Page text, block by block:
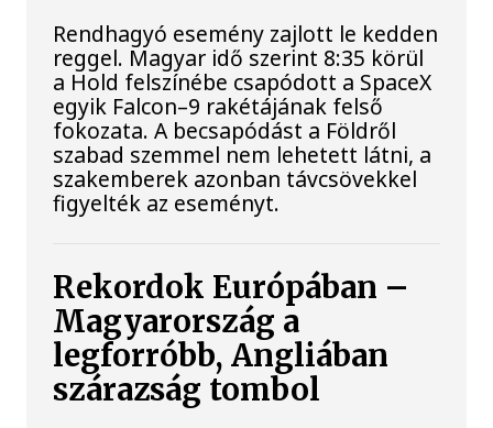
Rendhagyó esemény zajlott le kedden
reggel. Magyar idő szerint 8:35 körül
a Hold felszínébe csapódott a SpaceX
egyik Falcon–9 rakétájának felső
fokozata. A becsapódást a Földről
szabad szemmel nem lehetett látni, a
szakemberek azonban távcsövekkel
figyelték az eseményt.
Rekordok Európában –
Magyarország a
legforróbb, Angliában
szárazság tombol